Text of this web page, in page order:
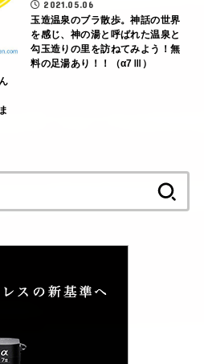
2021.05.06
玉造温泉のブラ散歩。神話の世界
を感じ、神の湯と呼ばれた温泉と
勾玉造りの里を訪ねてみよう！無
料の足湯あり！！（α7Ⅲ）
索: